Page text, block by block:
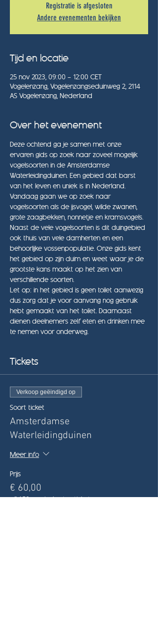
Registratie is afgesloten
Andere evenementen bekijken
Tijd en locatie
25 nov 2023, 09:00 – 12:00 CET
Vogelenzang, Vogelenzangseduinweg 2, 2114
AS Vogelenzang, Nederland
Over het evenement
Deze ochtend ga je samen met onze
ervaren gids op zoek naar zoveel mogelijk
vogelsoorten in de Amsterdamse
Waterleidingduinen. Een gebied dat barst
van het leven en uniek is in Nederland.
Vandaag gaan we op zoek naar
vogelsoorten als de ijsvogel, wilde zwanen,
grote zaagbekken, nonnetje en kramsvogels.
Naast de vele vogelsoorten is dit duingebied
ook thuis van vele damherten en een
behoorlijke vossenpopulatie. Onze gids kent
het gebied op zijn duim en weet waar je de
grootste kans maakt op het zien van
verschillende soorten.
Let op: in het gebied is geen toilet aanwezig
dus zorg dat je voor aanvang nog gebruik
hebt gemaakt van het toilet. Daarnaast
dienen deelnemers zelf eten en drinken mee
te nemen voor onderweg.
Tickets
Verkoop geëindigd op
Soort ticket
Amsterdamse
Waterleidingduinen
Meer info
Prijs
€ 60,00
+€ 1,50 servicekosten ticket